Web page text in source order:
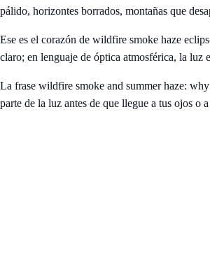
pálido, horizontes borrados, montañas que
Ese es el corazón de wildfire smoke haze
claro; en lenguaje de óptica atmosférica, la luz
La frase wildfire smoke and summer haze:
parte de la luz antes de que llegue a tus ojos o